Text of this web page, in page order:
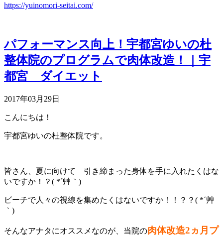
https://yuinomori-seitai.com/
パフォーマンス向上！宇都宮ゆいの杜
整体院のプログラムで肉体改造！｜宇
都宮 ダイエット
2017年03月29日
こんにちは！
宇都宮ゆいの杜整体院です。
皆さん、夏に向けて 引き締まった身体を手に入れたくはな
いですか！？( *´艸｀)
ビーチで人々の視線を集めたくはないですか！！？？( *´艸
｀)
そんなアナタにオススメなのが、当院の肉体改造2ヵ月プ